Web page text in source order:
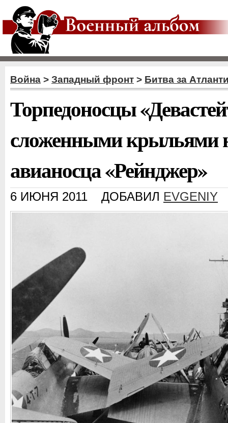
Война > Западный фронт > Битва за
Торпедоносцы
сложенными крыльями
авианосца «Рейнджер»
6 ИЮНЯ 2011 ДОБАВИЛ EVGENIY